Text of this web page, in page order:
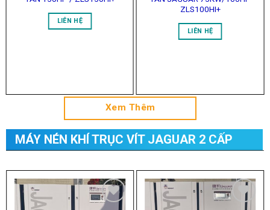
Xem Thêm
MÁY NÉN KHÍ TRỤC VÍT JAGUAR 2 CẤP